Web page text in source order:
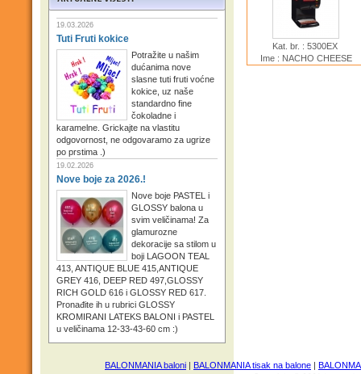
19.03.2026
Tuti Fruti kokice
Potražite u našim
dućanima nove
slasne tuti fruti voćne
kokice, uz naše
standardno fine
čokoladne i
karamelne. Grickajte na vlastitu
odgovornost, ne odgovaramo za ugrize
po prstima .)
19.02.2026
Nove boje za 2026.!
Nove boje PASTEL i
GLOSSY balona u
svim veličinama! Za
glamurozne
dekoracije sa stilom u
boji LAGOON TEAL
413, ANTIQUE BLUE 415,ANTIQUE
GREY 416, DEEP RED 497,GLOSSY
RICH GOLD 616 i GLOSSY RED 617.
Pronađite ih u rubrici GLOSSY
KROMIRANI LATEKS BALONI i PASTEL
u veličinama 12-33-43-60 cm :)
Kat. br. : 5300EX
Ime : NACHO CHEESE
BALONMANIA baloni | BALONMANIA tisak na balone |